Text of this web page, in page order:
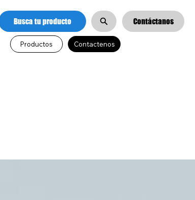
Busca tu producto Contáctanos
Contactenos
Productos